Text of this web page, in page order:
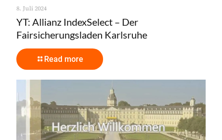
8. Juli 2024
YT: Allianz IndexSelect – Der
Fairsicherungsladen Karlsruhe
Read more